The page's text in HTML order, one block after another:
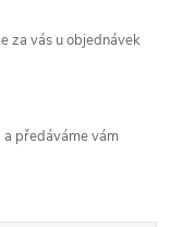
za vás u objednávek
a předáváme vám